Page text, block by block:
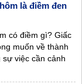
là điềm đen
có điềm gì? Giấc
muốn về thành
việc cần cảnh